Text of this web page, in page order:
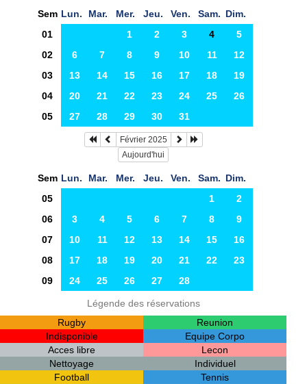
Sem Lun. Mar. Mer. Jeu. Ven. Sam. Dim.
01
1 2 3 4
5
02
6 7 8 9 10 11
12
03
13 14 15 16 17 18
19
04
20 21 22 23 24 25
26
05
27 28 29 30 31
Février 2025
Aujourd'hui
Sem Lun. Mar. Mer. Jeu. Ven. Sam. Dim.
05
1
2
06
3 4 5 6 7 8
9
07
10 11 12 13 14 15
16
08
17 18 19 20 21 22
23
09
24 25 26 27 28
Légende des réservations
Rugby
Reunion
Indisponible
Equipe Corpo
Acces libre
Lecon
Nettoyage
Individuel
Football
Tennis